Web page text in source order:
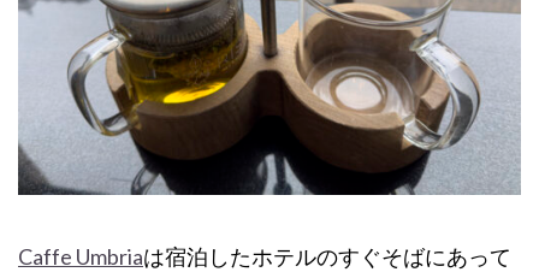
Caffe Umbriaは宿泊したホテルのすぐそばにあって